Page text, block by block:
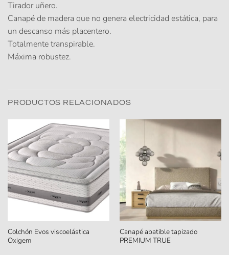
Tirador uñero.
Canapé de madera que no genera electricidad estática, para
un descanso más placentero.
Totalmente transpirable.
Máxima robustez.
PRODUCTOS RELACIONADOS
Colchón Evos viscoelástica
Oxigem
Canapé abatible tapizado
PREMIUM TRUE